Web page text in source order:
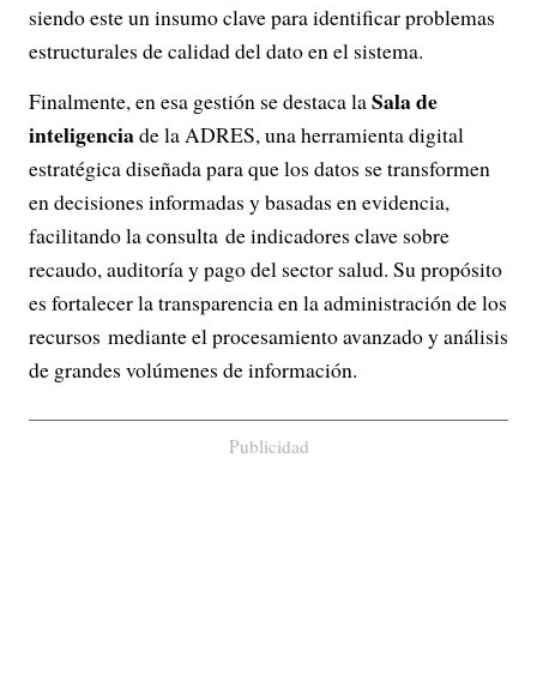
siendo este un insumo clave para identificar problemas
estructurales de calidad del dato en el sistema.
Finalmente, en esa gestión se destaca laSala de
inteligenciade la ADRES, una herramienta digital
estratégica diseñada para que los datos se transformen
en decisiones informadas y basadas en evidencia,
facilitando la consulta de indicadores clave sobre
recaudo, auditoría y pago del sector salud. Su propósito
es fortalecer la transparencia en la administración de los
recursos mediante el procesamiento avanzado y análisis
de grandes volúmenes de información.
Publicidad